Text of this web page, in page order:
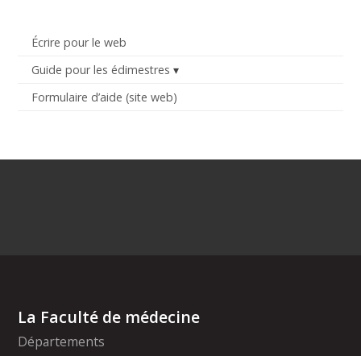
Écrire pour le web
Guide pour les édimestres
Formulaire d’aide (site web)
La Faculté de médecine
Départements